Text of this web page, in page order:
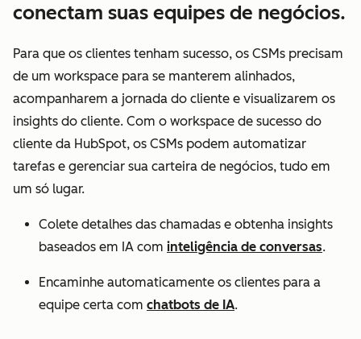
conectam suas equipes de negócios.
Para que os clientes tenham sucesso, os CSMs precisam
de um workspace para se manterem alinhados,
acompanharem a jornada do cliente e visualizarem os
insights do cliente. Com o workspace de sucesso do
cliente da HubSpot, os CSMs podem automatizar
tarefas e gerenciar sua carteira de negócios, tudo em
um só lugar.
Colete detalhes das chamadas e obtenha insights
baseados em IA com inteligência de conversas.
Encaminhe automaticamente os clientes para a
equipe certa com chatbots de IA.